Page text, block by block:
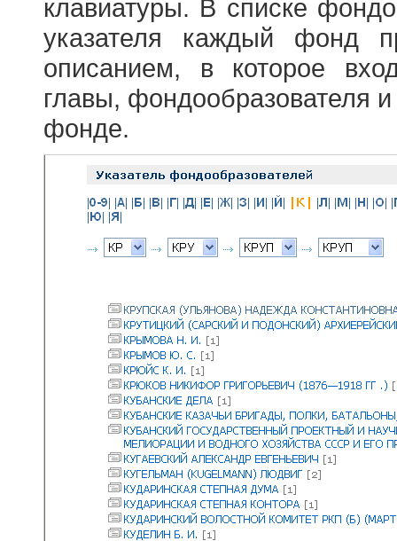
клавиатуры. В списке
указателя каждый фонд
описанием, в которое
главы, фондообразователя
фонде.